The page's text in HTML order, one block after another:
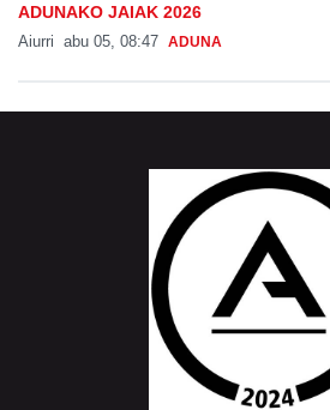
ADUNAKO JAIAK 2026
Aiurri abu 05, 08:47 ADUNA